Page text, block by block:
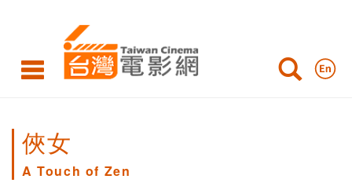
俠女
A Touch of Zen